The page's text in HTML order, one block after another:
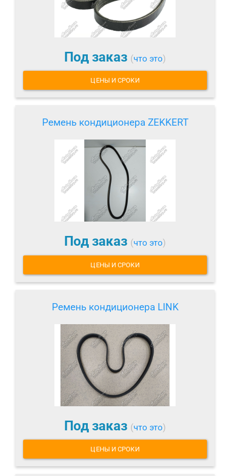
Под заказ (что это)
ЦЕНЫ И СРОКИ
Ремень кондиционера ZEKKERT
Под заказ (что это)
ЦЕНЫ И СРОКИ
Ремень кондиционера LINK
Под заказ (что это)
ЦЕНЫ И СРОКИ